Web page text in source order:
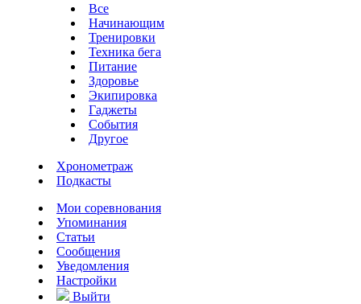
Все
Начинающим
Тренировки
Техника бега
Питание
Здоровье
Экипировка
Гаджеты
События
Другое
Хронометраж
Подкасты
Мои соревнования
Упоминания
Статьи
Сообщения
Уведомления
Настройки
Выйти